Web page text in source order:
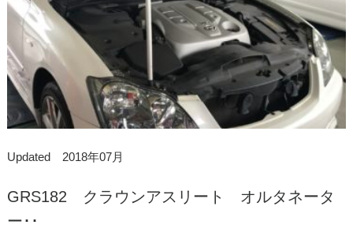
Updated 2018年07月
GRS182 クラウンアスリート オルタネータ
ー･･